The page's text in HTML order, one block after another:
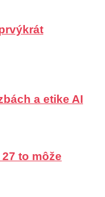
a etike AI
to môže